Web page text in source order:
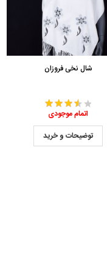
شال نخی فروزان
اتمام موجودی
توضیحات و خرید